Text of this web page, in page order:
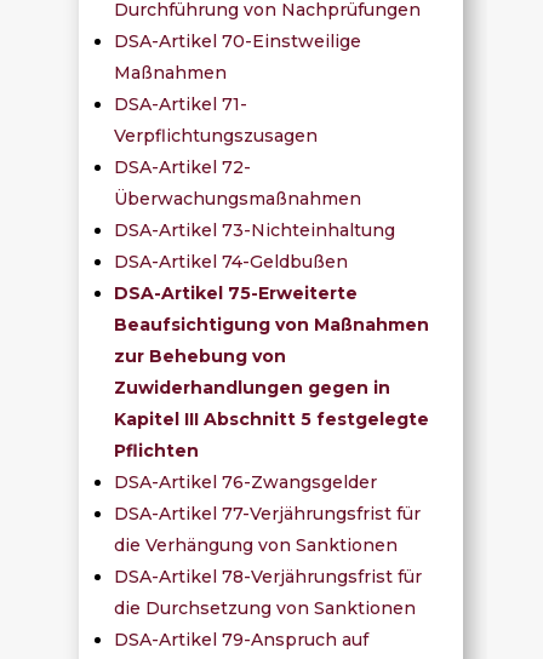
Durchführung von Nachprüfungen
DSA-Artikel 70-Einstweilige
Maßnahmen
DSA-Artikel 71-
Verpflichtungszusagen
DSA-Artikel 72-
Überwachungsmaßnahmen
DSA-Artikel 73-Nichteinhaltung
DSA-Artikel 74-Geldbußen
DSA-Artikel 75-Erweiterte
Beaufsichtigung von Maßnahmen
zur Behebung von
Zuwiderhandlungen gegen in
Kapitel III Abschnitt 5 festgelegte
Pflichten
DSA-Artikel 76-Zwangsgelder
DSA-Artikel 77-Verjährungsfrist für
die Verhängung von Sanktionen
DSA-Artikel 78-Verjährungsfrist für
die Durchsetzung von Sanktionen
DSA-Artikel 79-Anspruch auf